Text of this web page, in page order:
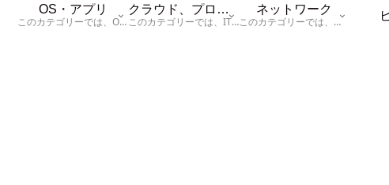
OS・アプリ
このカテゴリーでは、OSに関する情報を記載しています。
クラウド、プログラム
このカテゴリーでは、ITに関する基本的な情報として「ハードウェア、「サーバー」、「データベース、「ネットワーク」、「セキュリティ」、「プログラム」に関する情報を記載しています。
ネットワーク
このカテゴリーでは、「ネットワーク」に関する情報を記載しています。